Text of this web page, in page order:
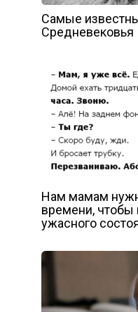
Самые
Средневековья
Нам мамам
времени, чтобы
ужасного